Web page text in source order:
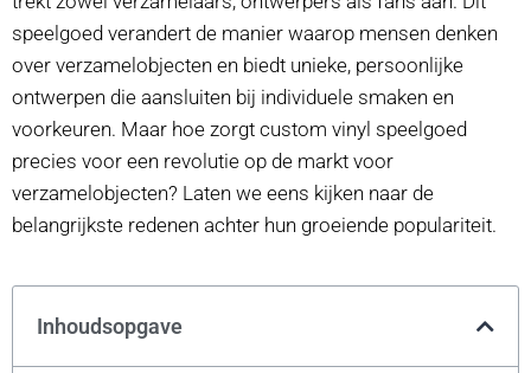
speelgoed verandert de manier waarop mensen denken
over verzamelobjecten en biedt unieke, persoonlijke
ontwerpen die aansluiten bij individuele smaken en
voorkeuren. Maar hoe zorgt custom vinyl speelgoed
precies voor een revolutie op de markt voor
verzamelobjecten? Laten we eens kijken naar de
belangrijkste redenen achter hun groeiende populariteit.
Inhoudsopgave